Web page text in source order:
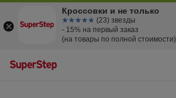
Кроссовки и не только
☆☆☆☆☆
★★★★★ (23) звезды
- 15% на первый заказ
(на товары по полной стоимости)